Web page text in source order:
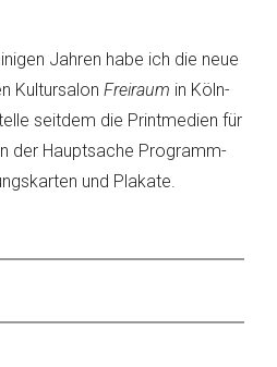
Jahren habe ich die neue
Kultursalon Freiraum in Köln-
seitdem die Printmedien für
der Hauptsache Programm-
und Plakate.